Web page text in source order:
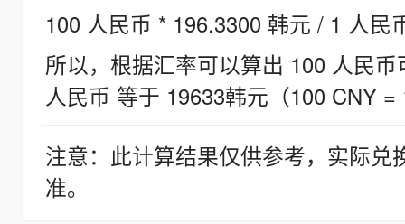
100 人民币 * 196.3300 韩元 / 1 人民
所以，根据汇率可以算出 100 人民
人民币 等于 19633韩元（100 CNY =
注意：此计算结果仅供参考，实际
准。